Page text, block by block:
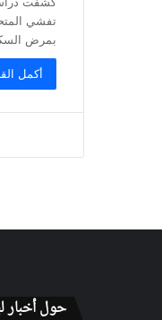
تفشي
بمرض
أكمل
حول أخبار